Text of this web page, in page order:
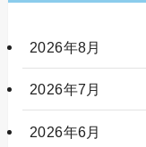
2026年8月
2026年7月
2026年6月